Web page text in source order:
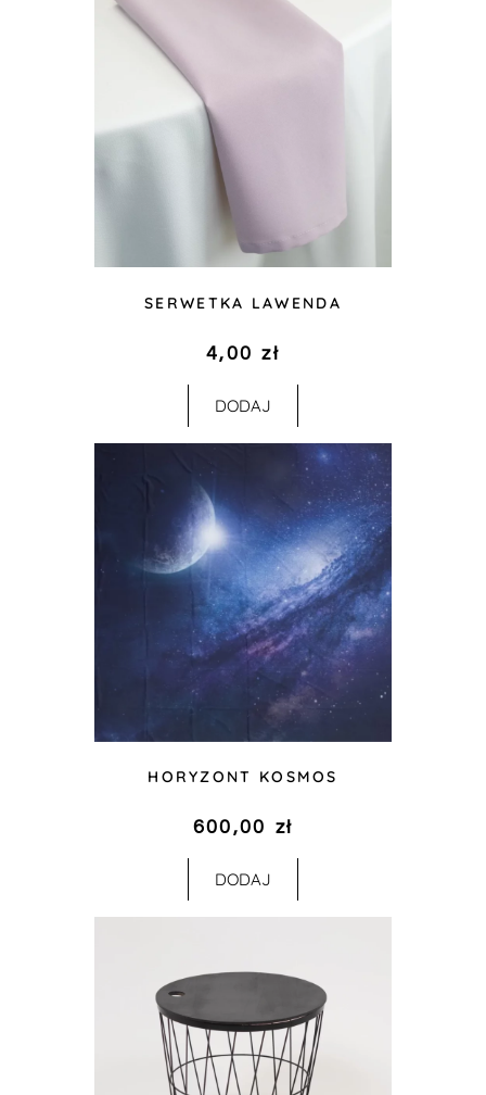
SERWETKA LAWENDA
4,00zł
DODAJ
HORYZONT KOSMOS
600,00 zł
DODAJ